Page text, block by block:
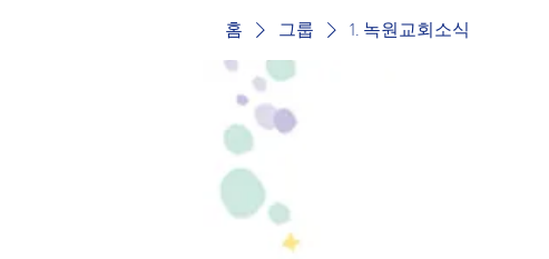
홈 그룹 1. 녹원교회소식